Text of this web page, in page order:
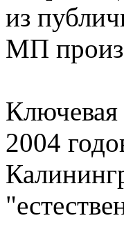
из
МП
2004